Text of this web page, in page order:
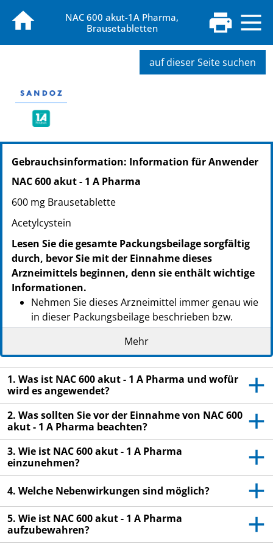
NAC 600 akut-1A Pharma,
Brausetabletten
auf dieser Seite suchen
PZN: 00562755
PPN: 110056275583
PZN: 00562761
Gebrauchsinformation: Information für Anwender
NAC 600 akut - 1 A Pharma
600 mg Brausetablette
Acetylcystein
Lesen Sie die gesamte Packungsbeilage sorgfältig
durch, bevor Sie mit der Einnahme dieses
Arzneimittels beginnen, denn sie enthält wichtige
Informationen.
Nehmen Sie dieses Arzneimittel immer genau wie
in dieser Packungsbeilage beschrieben bzw.
genau nach Anweisung Ihres Arztes oder
Heben Sie die Packungsbeilage auf. Vielleicht
möchten Sie diese später nochmals lesen.
Fragen Sie Ihren Apotheker, wenn Sie weitere
Informationen oder einen Rat benötigen.
Wenn Sie Nebenwirkungen bemerken, wenden Sie
sich an Ihren Arzt oder Apotheker. Dies gilt auch
für Nebenwirkungen, die nicht in dieser
Packungsbeilage angegeben sind. Siehe Abschnitt
4.
Wenn Sie sich nach 4-5 Tagen nicht besser oder
gar schlechter fühlen, wenden Sie sich an Ihren
Mehr
1. Was ist NAC 600 akut - 1 A Pharma und wofür
wird es angewendet?
2. Was sollten Sie vor der Einnahme von NAC 600
akut - 1 A Pharma beachten?
3. Wie ist NAC 600 akut - 1 A Pharma
einzunehmen?
4. Welche Nebenwirkungen sind möglich?
5. Wie ist NAC 600 akut - 1 A Pharma
aufzubewahren?